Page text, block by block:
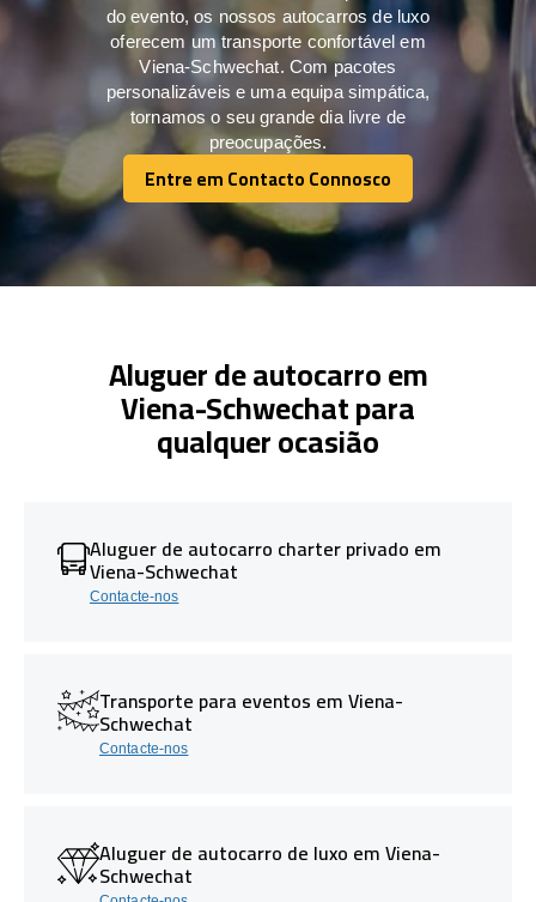
do evento, os nossos autocarros de luxo
oferecem um transporte confortável em
Viena-Schwechat. Com pacotes
personalizáveis e uma equipa simpática,
tornamos o seu grande dia livre de
preocupações.
Entre em Contacto Connosco
Entre em Contacto Connosco
Aluguer de autocarro em
Viena-Schwechat para
qualquer ocasião
Aluguer de autocarro charter privado em
Viena-Schwechat
Contacte-nos
Transporte para eventos em Viena-
Schwechat
Contacte-nos
Aluguer de autocarro de luxo em Viena-
Schwechat